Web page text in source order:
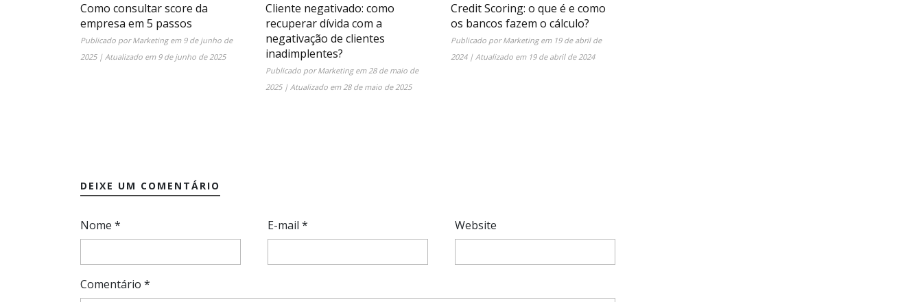
Como consultar score da
empresa em 5 passos
Publicado porMarketingem 9 de junho de
2025| Atualizado em 9 de junho de 2025
Cliente negativado: como
recuperar dívida com a
negativação de clientes
inadimplentes?
Publicado porMarketingem28 de maio de
2025| Atualizado em28 de maio de 2025
Credit Scoring: o que é e como
os bancos fazem o cálculo?
Publicado porMarketingem 19 de abril de
2024| Atualizado em 19 de abril de 2024
DEIXE UM COMENTÁRIO
Nome * E-mail * Website
Comentário *